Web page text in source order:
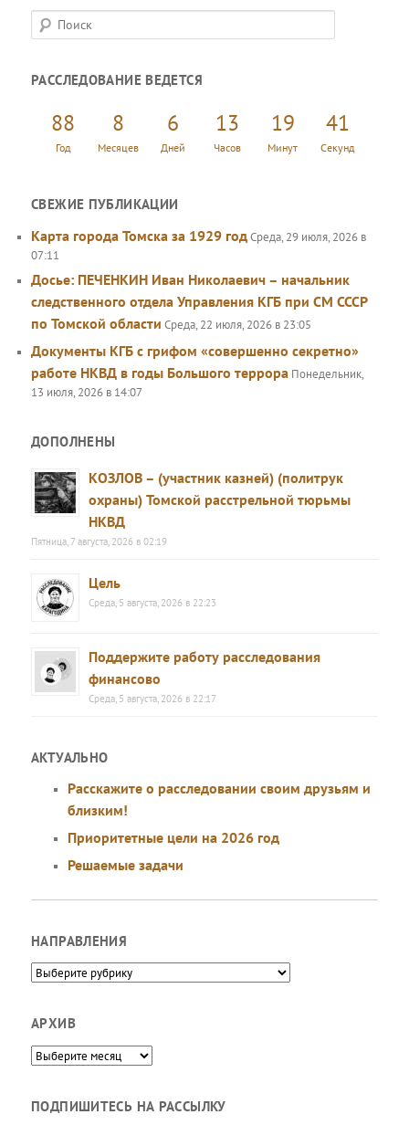
П
о
с
РАССЛЕДОВАНИЕ ВЕДЕТСЯ
88
Год
8
Месяцев
6
Дней
13
Часов
19
Минут
42
Секунд
СВЕЖИЕ ПУБЛИКАЦИИ
Карта города Томска за 1929 годСреда, 29 июля, 2026 в
07:11
Досье: ПЕЧЕНКИН Иван Николаевич – начальник
следственного отдела Управления КГБ при СМ СССР
по Томской области Среда, 22 июля, 2026 в 23:05
Документы КГБ с грифом «совершенно секретно»
работе НКВД в годы Большого террора Понедельник,
13 июля, 2026 в 14:07
ДОПОЛНЕНЫ
КОЗЛОВ – (участник казней) (политрук
охраны) Томской расстрельной тюрьмы
НКВД
Пятница, 7 августа, 2026 в 02:19
Цель
Среда, 5 августа, 2026 в 22:23
Поддержите работу расследования
финансово
Среда, 5 августа, 2026 в 22:17
АКТУАЛЬНО
Расскажите о расследовании своим друзьям и
близким!
Приоритетные цели на 2026 год
Решаемые задачи
НАПРАВЛЕНИЯ
Направления
АРХИВ
Архив
ПОДПИШИТЕСЬ НА РАССЫЛКУ